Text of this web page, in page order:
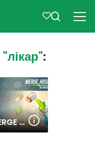
"лікар":
MERGE HOSPITAL